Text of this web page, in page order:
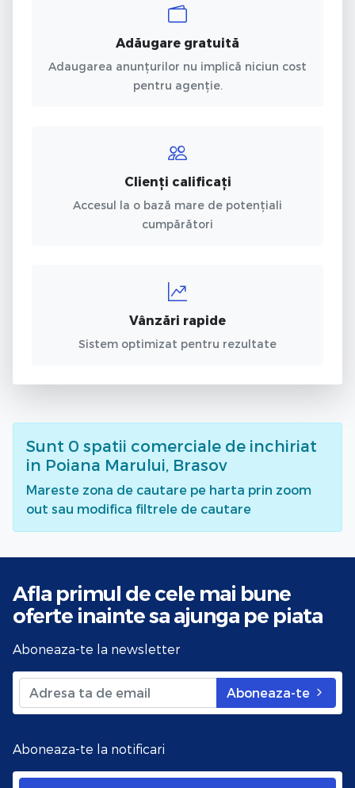
Adăugare gratuită
Adaugarea anunțurilor nu implică niciun cost
pentru agenție.
Clienți calificați
Accesul la o bază mare de potențiali
cumpărători
Vânzări rapide
Sistem optimizat pentru rezultate
Sunt 0 spatii comerciale de inchiriat
in Poiana Marului, Brasov
Mareste zona de cautare pe harta prin zoom
out sau modifica filtrele de cautare
Afla primul de cele mai bune
oferte inainte sa ajunga pe piata
Aboneaza-te la newsletter
Aboneaza-te
Aboneaza-te la notificari